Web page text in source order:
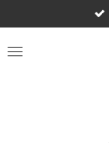
to
main